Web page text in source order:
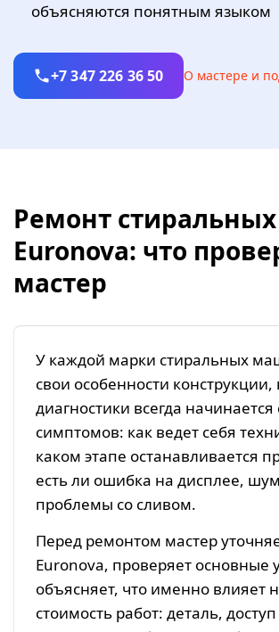
объясняются понятным языком
+7 347 226 36 50 О мастере и
Ремонт
Euronova: что
мастер
У каждой марки стиральных
свои особенности
диагностики всегда начинается
симптомов: как ведет себя
каком этапе останавливается
есть ли ошибка на дисплее,
проблемы со сливом.
Перед ремонтом мастер
Euronova, проверяет основные
объясняет, что именно влияет
стоимость работ: деталь, доступ